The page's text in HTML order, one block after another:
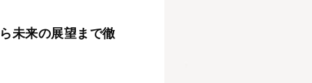
未来の展望まで徹